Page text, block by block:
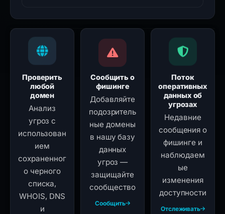
Проверить
любой
домен
Анализ
угроз с
использован
ием
сохраненног
о черного
списка,
WHOIS, DNS
и
Сообщить о
фишинге
Добавляйте
подозритель
ные домены
в нашу базу
данных
угроз —
защищайте
сообщество
Сообщить
Поток
оперативных
данных об
угрозах
Недавние
сообщения о
фишинге и
наблюдаем
ые
изменения
доступности
Отслеживать